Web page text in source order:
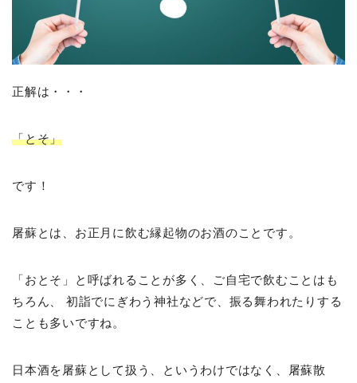
正解は・・・
「とそ」
です！
屠蘇とは、お正月に飲む縁起物のお酒のことです。
「おとそ」と呼ばれることが多く、ご自宅で飲むことはも
ちろん、 初詣でにぎわう神社などで、振る舞われたりする
ことも多いですね。
日本酒を屠蘇として扱う、というわけではなく、屠蘇散